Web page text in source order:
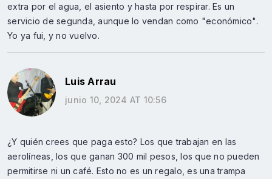
extra por el agua, el asiento y hasta por respirar. Es un
servicio de segunda, aunque lo vendan como "económico".
Yo ya fui, y no vuelvo.
Luis Arrau
junio 10, 2024 AT 10:56
¿Y quién crees que paga esto? Los que trabajan en las
aerolíneas, los que ganan 300 mil pesos, los que no pueden
permitirse ni un café. Esto no es un regalo, es una trampa